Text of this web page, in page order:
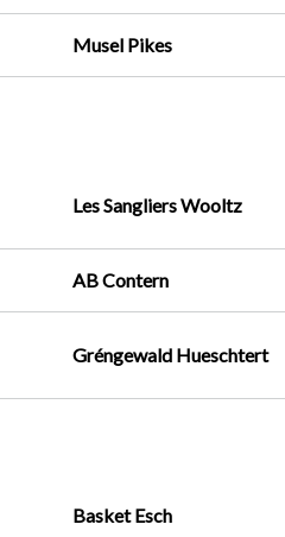
Musel Pikes
Les Sangliers Wooltz
AB Contern
Gréngewald Hueschtert
Basket Esch